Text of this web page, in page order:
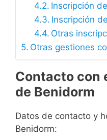
Inscripción
Inscripción
Otras
Otras gestiones
Contacto con
de Benidorm
Datos de contacto y
Benidorm: